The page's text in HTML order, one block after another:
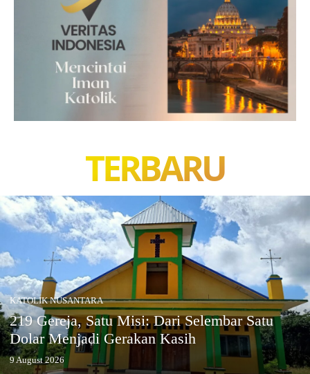
TERBARU
KATOLIK NUSANTARA
219 Gereja, Satu Misi: Dari Selembar Satu
Dolar Menjadi Gerakan Kasih
9 August 2026